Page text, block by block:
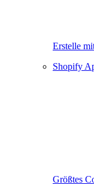
Erstelle
Shopify
Größtes